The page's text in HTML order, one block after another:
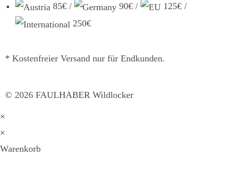
85€ /
90€ /
125€ /
250€
* Kostenfreier Versand nur für Endkunden.
© 2026 FAULHABER Wildlocker
×
×
Warenkorb